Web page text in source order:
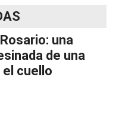
una
de una
el cuello